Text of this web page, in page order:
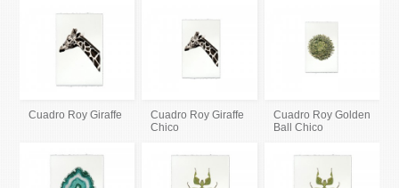
Cuadro Roy Giraffe
Cuadro Roy Giraffe
Chico
Cuadro Roy Golden
Ball Chico